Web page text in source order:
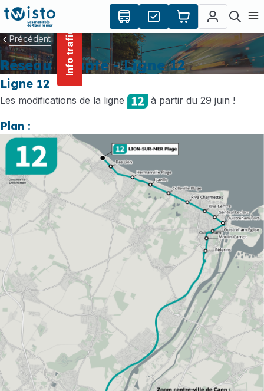
principal
Info trafic
Précédent
Réseau adapté - Ligne 12
Ligne 12
Les modifications de la ligne à partir du 29 juin !
Plan :
Panneau de gestion des cookies